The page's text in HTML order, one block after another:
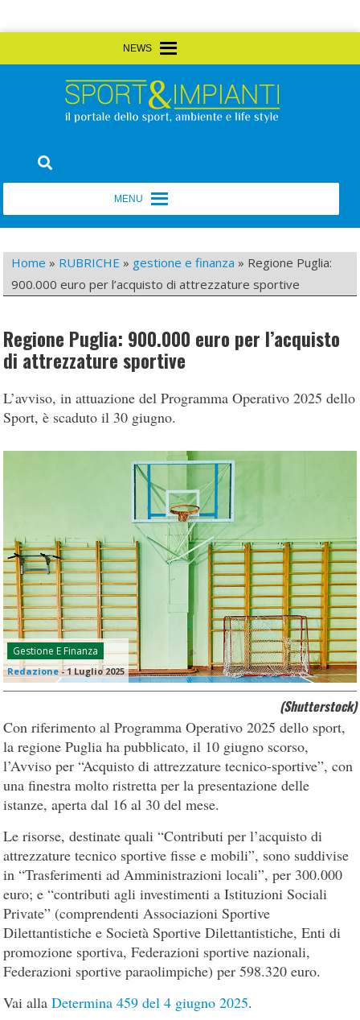
to
Sport&Impianti
Home » RUBRICHE » gestione e finanza » Regione Puglia:
900.000 euro per l’acquisto di attrezzature sportive
Regione Puglia: 900.000 euro per l’acquisto
di attrezzature sportive
L’avviso, in attuazione del Programma Operativo 2025 dello
Sport, è scaduto il 30 giugno.
Gestione E Finanza
Redazione-1 Luglio 2025
(Shutterstock)
Con riferimento al Programma Operativo 2025 dello sport,
la regione Puglia ha pubblicato, il 10 giugno scorso,
l’Avviso per “Acquisto di attrezzature tecnico-sportive”, con
una finestra molto ristretta per la presentazione delle
istanze, aperta dal 16 al 30 del mese.
Le risorse, destinate quali “Contributi per l’acquisto di
attrezzature tecnico sportive fisse e mobili”, sono suddivise
in “Trasferimenti ad Amministrazioni locali”, per 300.000
euro; e “contributi agli investimenti a Istituzioni Sociali
Private” (comprendenti Associazioni Sportive
Dilettantistiche e Società Sportive Dilettantistiche, Enti di
promozione sportiva, Federazioni sportive nazionali,
Federazioni sportive paraolimpiche) per 598.320 euro.
Vai allaDetermina 459 del 4 giugno 2025.